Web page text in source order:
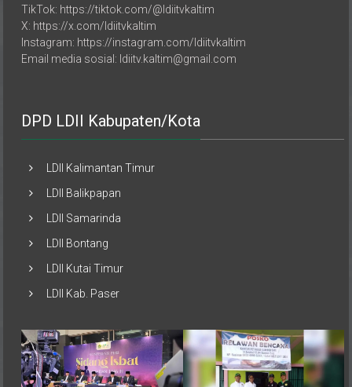
X: https://x.com/ldiitvkaltim
Instagram: https://instagram.com/ldiitvkaltim
Email media sosial: ldiitv.kaltim@gmail.com
LDII Samarinda
LDII Kutai Timur